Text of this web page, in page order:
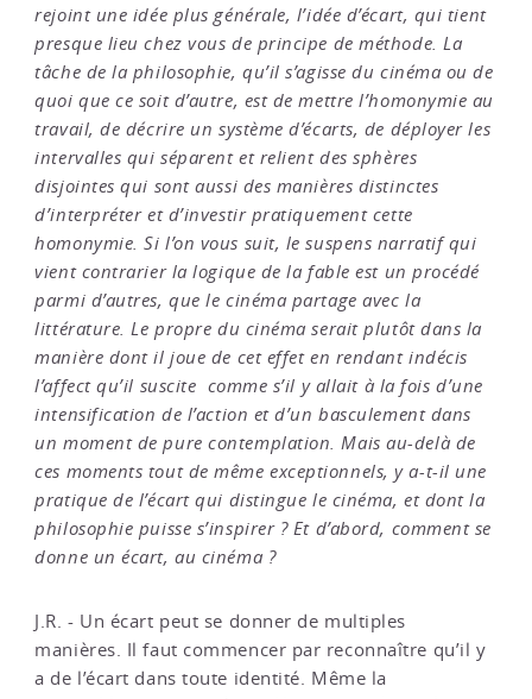
rejoint une idée plus générale, l’idée d’écart, qui tient
presque lieu chez vous de principe de méthode. La
tâche de la philosophie, qu’il s’agisse du cinéma ou de
quoi que ce soit d’autre, est de mettre l’homonymie au
travail, de décrire un système d’écarts, de déployer les
intervalles qui séparent et relient des sphères
disjointes qui sont aussi des manières distinctes
d’interpréter et d’investir pratiquement cette
homonymie. Si l’on vous suit, le suspens narratif qui
vient contrarier la logique de la fable est un procédé
parmi d’autres, que le cinéma partage avec la
littérature. Le propre du cinéma serait plutôt dans la
manière dont il joue de cet effet en rendant indécis
l’affect qu’il suscite ­ comme s’il y allait à la fois d’une
intensification de l’action et d’un basculement dans
un moment de pure contemplation. Mais au-delà de
ces moments tout de même exceptionnels, y a-t-il une
pratique de l’écart qui distingue le cinéma, et dont la
philosophie puisse s’inspirer ? Et d’abord, comment se
donne un écart, au cinéma ?
J.R. - Un écart peut se donner de multiples
manières. Il faut commencer par reconnaître qu’il y
a de l’écart dans toute identité. Même la